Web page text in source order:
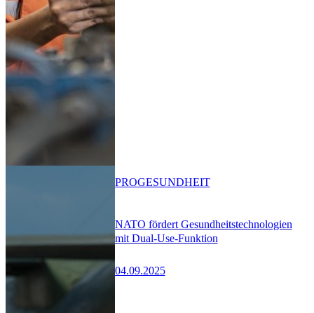
NATO fördert Gesundheitstechnologien
mit Dual-Use-Funktion
04.09.2025
PROGESUNDHEIT